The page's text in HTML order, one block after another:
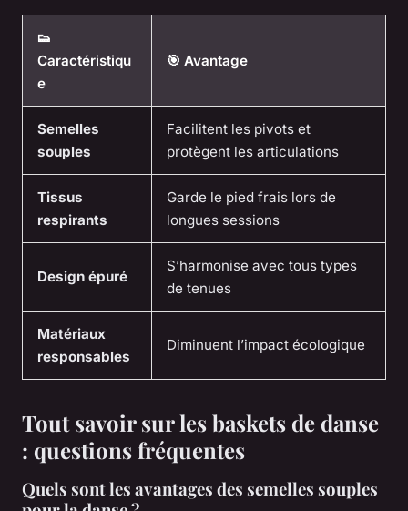
👟
Caractéristiqu
e
🎯 Avantage
Semelles
souples
Facilitent les pivots et
protègent les articulations
Tissus
respirants
Garde le pied frais lors de
longues sessions
Design épuré
S’harmonise avec tous types
de tenues
Matériaux
responsables
Diminuent l’impact écologique
Tout savoir sur les baskets de danse
: questions fréquentes
Quels sont les avantages des semelles souples